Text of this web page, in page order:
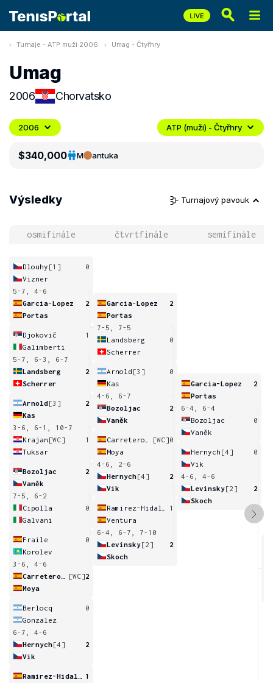
Turnaje - ATP muži 2006 Umag - Čtyřhry
Umag
2006 Chorvatsko
2006 ATP (muži) - Čtyřhry
$340,000 M antuka
Výsledky Turnajový pavouk
osmifinále čtvrtfinále semifinále
Dlouhy [1]
0
Vizner
5-7, 4-6
Garcia-Lopez
2
Portas
Djokovič
1
Galimberti
5-7, 6-3, 6-7
Landsberg
2
Scherrer
Arnold[3]
2
Kas
3-6, 6-1, 10-7
Krajan [WC]
1
Tuksar
Bozoljac
2
Vaněk
7-5, 6-2
Cipolla
0
Galvani
Fraile
0
Korolev
3-6, 4-6
[WC]2
Moya
Berlocq
0
Gonzalez
6-7, 4-6
Hernych[4]
2
Vik
1
Garcia-Lopez
2
Portas
7-5, 7-5
Landsberg
0
Scherrer
Arnold [3]
0
Kas
4-6, 6-7
Bozoljac
2
Vaněk
[WC]0
Moya
4-6, 2-6
Hernych[4]
2
Vik
1
Ventura
6-4, 6-7, 7-10
Levinsky[2]
2
Skoch
Garcia-Lopez
2
Portas
6-4, 6-4
Bozoljac
0
Vaněk
Hernych [4]
0
Vik
4-6, 4-6
Levinsky[2]
2
Skoch